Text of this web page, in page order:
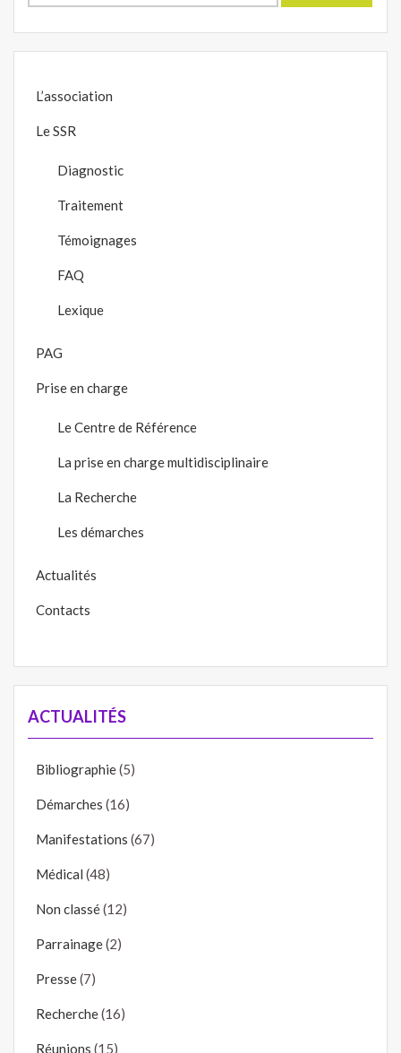
L’association
Le SSR
Diagnostic
Traitement
Témoignages
FAQ
Lexique
PAG
Prise en charge
Le Centre de Référence
La prise en charge multidisciplinaire
La Recherche
Les démarches
Actualités
Contacts
ACTUALITÉS
Bibliographie(5)
Démarches (16)
Manifestations (67)
Médical (48)
Non classé(12)
Parrainage(2)
Presse(7)
Recherche(16)
Réunions (15)